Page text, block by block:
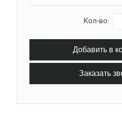
Кол-во:
Добавить в
Заказать